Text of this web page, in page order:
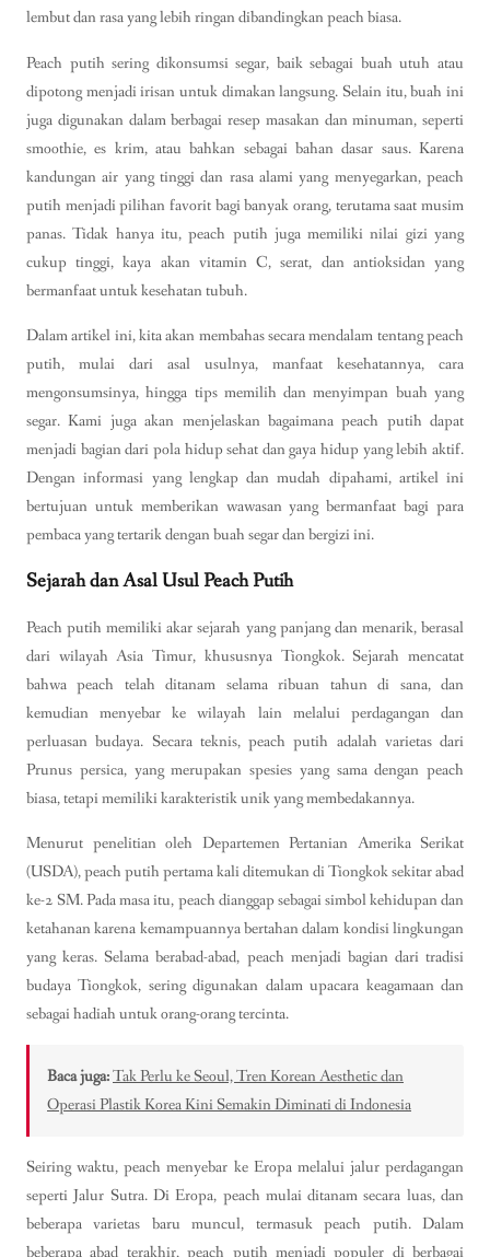
lembut dan rasa yang lebih ringan dibandingkan peach biasa.
Peach putih sering dikonsumsi segar, baik sebagai buah utuh atau
dipotong menjadi irisan untuk dimakan langsung. Selain itu, buah ini
juga digunakan dalam berbagai resep masakan dan minuman, seperti
smoothie, es krim, atau bahkan sebagai bahan dasar saus. Karena
kandungan air yang tinggi dan rasa alami yang menyegarkan, peach
putih menjadi pilihan favorit bagi banyak orang, terutama saat musim
panas. Tidak hanya itu, peach putih juga memiliki nilai gizi yang
cukup tinggi, kaya akan vitamin C, serat, dan antioksidan yang
bermanfaat untuk kesehatan tubuh.
Dalam artikel ini, kita akan membahas secara mendalam tentang peach
putih, mulai dari asal usulnya, manfaat kesehatannya, cara
mengonsumsinya, hingga tips memilih dan menyimpan buah yang
segar. Kami juga akan menjelaskan bagaimana peach putih dapat
menjadi bagian dari pola hidup sehat dan gaya hidup yang lebih aktif.
Dengan informasi yang lengkap dan mudah dipahami, artikel ini
bertujuan untuk memberikan wawasan yang bermanfaat bagi para
pembaca yang tertarik dengan buah segar dan bergizi ini.
Sejarah dan Asal Usul Peach Putih
Peach putih memiliki akar sejarah yang panjang dan menarik, berasal
dari wilayah Asia Timur, khususnya Tiongkok. Sejarah mencatat
bahwa peach telah ditanam selama ribuan tahun di sana, dan
kemudian menyebar ke wilayah lain melalui perdagangan dan
perluasan budaya. Secara teknis, peach putih adalah varietas dari
Prunus persica, yang merupakan spesies yang sama dengan peach
biasa, tetapi memiliki karakteristik unik yang membedakannya.
Menurut penelitian oleh Departemen Pertanian Amerika Serikat
(USDA), peach putih pertama kali ditemukan di Tiongkok sekitar abad
ke-2 SM. Pada masa itu, peach dianggap sebagai simbol kehidupan dan
ketahanan karena kemampuannya bertahan dalam kondisi lingkungan
yang keras. Selama berabad-abad, peach menjadi bagian dari tradisi
budaya Tiongkok, sering digunakan dalam upacara keagamaan dan
sebagai hadiah untuk orang-orang tercinta.
Baca juga:Tak Perlu ke Seoul, Tren Korean Aesthetic dan
Operasi Plastik Korea Kini Semakin Diminati di Indonesia
Seiring waktu, peach menyebar ke Eropa melalui jalur perdagangan
seperti Jalur Sutra. Di Eropa, peach mulai ditanam secara luas, dan
beberapa varietas baru muncul, termasuk peach putih. Dalam